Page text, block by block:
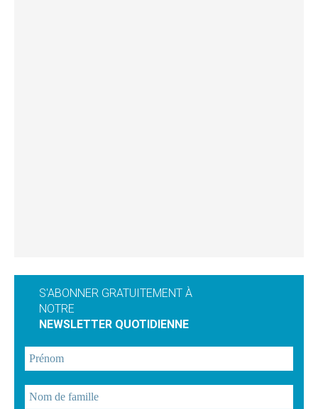
S'ABONNER GRATUITEMENT À
NOTRE
NEWSLETTER QUOTIDIENNE